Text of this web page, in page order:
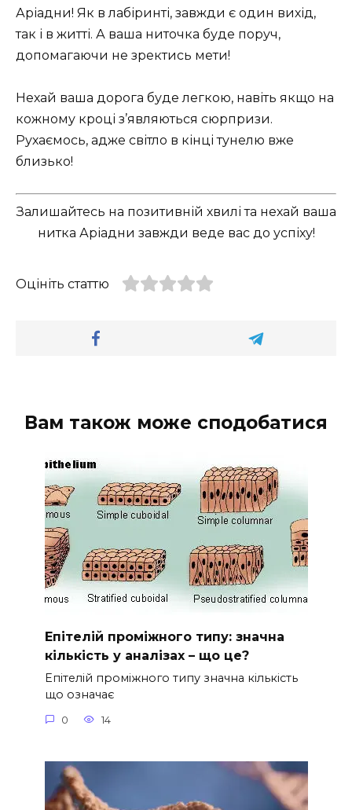
Аріадни! Як в лабіринті, завжди є один вихід,
так і в житті. А ваша ниточка буде поруч,
допомагаючи не зректись мети!
Нехай ваша дорога буде легкою, навіть якщо на
кожному кроці з’являються сюрпризи.
Рухаємось, адже світло в кінці тунелю вже
близько!
Залишайтесь на позитивній хвилі та нехай ваша
нитка Аріадни завжди веде вас до успіху!
Оцініть статтю
Вам також може сподобатися
Епітелій проміжного типу: значна
кількість у аналізах – що це?
Епітелій проміжного типу значна кількість
що означає
0 14